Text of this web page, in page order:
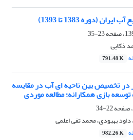
(دوره 1383 تا 1393)
23-35
ذکایی
791.48 K
در تخصیص بین ناحیه ای آب در مقایسه
بازی همکارانه؛ مطالعه موردی
22-34
بهبودی، محمد تقی اعلمی
982.26 K